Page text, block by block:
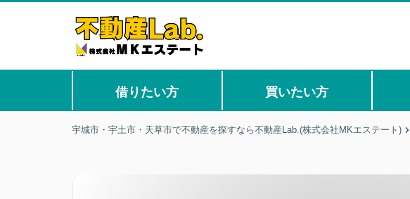
借りたい方 買いたい方
宇城市・宇土市・天草市で不動産を探すなら不動産Lab.(株式会社MKエステート)